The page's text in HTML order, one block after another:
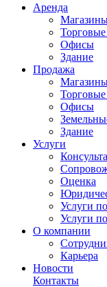
Аренда
Офисы
Здание
Продажа
Офисы
Здание
Услуги
Оценка
Услуги
Услуги
О компании
Карьера
Новости
Контакты